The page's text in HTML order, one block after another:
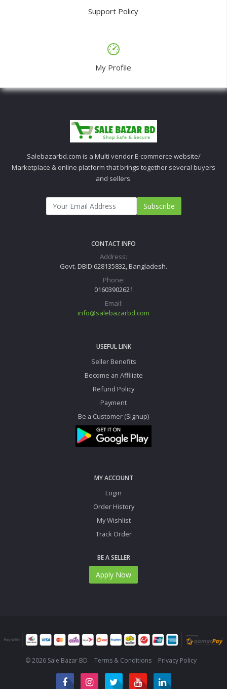
Support Policy
My Profile
Salebazarbd.com is a Multi vendor E-commerce website/
Marketplace & online platform that brings together several buyers
and sellers.
Subscribe
CONTACT INFO
Address:
Govt. DBID:628135832, Bangladesh.
Phone:
01603902621
Email:
info@salebazarbd.com
USEFUL LINK
Seller Benefits
Become an Affiliate
Refund Policy
Payment
Be a Customer (Signup)
MY ACCOUNT
Login
Order History
My Wishlist
Track Order
BE A SELLER
Apply Now
© 2026 Sale Bazar BD Terms & Conditions Privacy Policy